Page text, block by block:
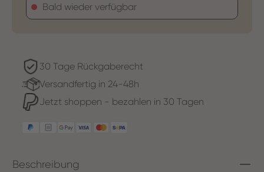
Bald wieder verfügbar
30 Tage Rückgaberecht
Versandfertig in 24-48h
Jetzt shoppen - bezahlen in 30 Tagen
Beschreibung